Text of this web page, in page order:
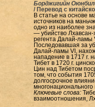
Борджигийн
/ Перевод с
В статье на основе
источников на
одно из наиболее
— убийство Лхавсан-
регента Далай-ламы
Последовавшая за
Далай-ламы VI,
нападение в 1717 г.
Тибет в 1720 г.
Цин над Тибетом
том, что события
долгосрочное
многонационального
Ключевые слова:
взаимоотношения,